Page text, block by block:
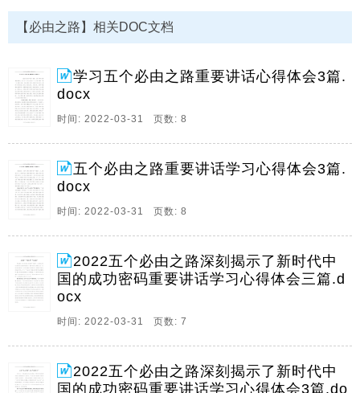
新时代党和人民奋进历程,精辟。
18、中国共产党百年辉煌,深入学习五个必由之路专题党
共产党百年辉煌,前言,习近平总书记在参加十三届全国人
大五次会议内蒙古代表团的审议时,首次提出五个必由之
路,坚持党的全面领导是坚持和发展中国特。
系党的前途命运,而且关系国家和民族的前途命运,习主席
在参加十三届全国人大五次会议内蒙古代表团审议时强
调,全面从严治党是党永葆生机活力走好新的。
20、宣讲,中天文库时间,20,深入学习十三届全国人大五
次会议专题课件,团结奋斗是中国人民创造历史伟业的必
由之路,前言,团结奋斗是中国人民创造历史伟业的必由之
路,只要在党的领导下全国各族人民团结一心众志成城,敢
于斗争善于斗争,我们就。
库,时间,2022,01,10,中国特色社会主义是实现中华民族
【必由之路】相关DOC文档
学习五个必由之路重要讲话心得体会3篇.
docx
时间: 2022-03-31 页数: 8
五个必由之路重要讲话学习心得体会3篇.
docx
时间: 2022-03-31 页数: 8
2022五个必由之路深刻揭示了新时代中
国的成功密码重要讲话学习心得体会三篇.d
ocx
时间: 2022-03-31 页数: 7
2022五个必由之路深刻揭示了新时代中
国的成功密码重要讲话学习心得体会3篇.do